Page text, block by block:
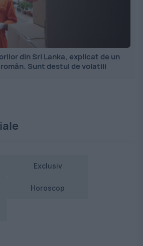
din Sri Lanka, explicat de un
Sunt destul de volatili
Exclusiv
Horoscop